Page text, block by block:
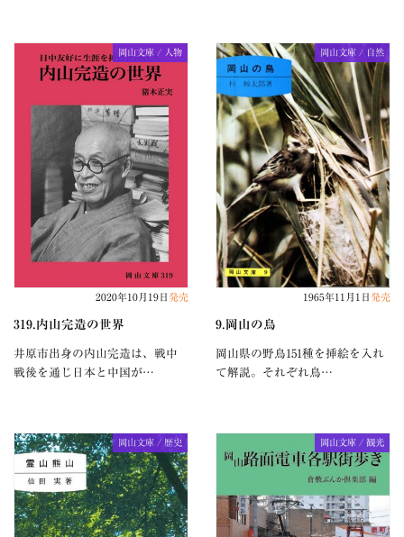
岡山文庫 / 人物
2020年10月19日 発売
319.内山完造の世界
井原市出身の内山完造は、戦中
戦後を通じ日本と中国が…
岡山文庫 / 自然
1965年11月1日 発売
9.岡山の鳥
岡山県の野鳥151種を挿絵を入れ
て解説。それぞれ鳥…
岡山文庫 / 歴史 岡山文庫 / 観光